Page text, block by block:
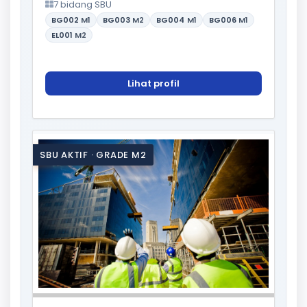
7 bidang SBU
BG002 M1 BG003 M2 BG004 M1 BG006 M1
EL001 M2
Lihat profil
SBU AKTIF · GRADE M2